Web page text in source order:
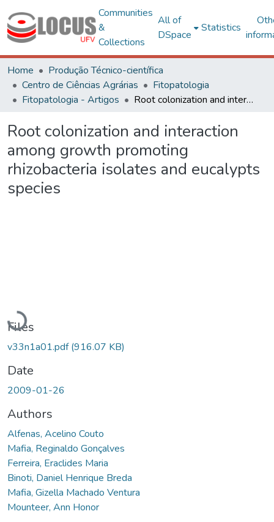
Communities
&
Collections
All of
DSpace
Statistics
Home
Produção Técnico-científica
Centro de Ciências Agrárias
Fitopatologia
Fitopatologia - Artigos
Root colonization and interaction among growth promoting rhizobacteria isolates and eucalypts species
Root colonization and interaction
among growth promoting
rhizobacteria isolates and eucalypts
species
Loading...
Files
v33n1a01.pdf(916.07 KB)
Date
2009-01-26
Authors
Alfenas, Acelino Couto
Mafia, Reginaldo Gonçalves
Ferreira, Eraclides Maria
Binoti, Daniel Henrique Breda
Mafia, Gizella Machado Ventura
Mounteer, Ann Honor